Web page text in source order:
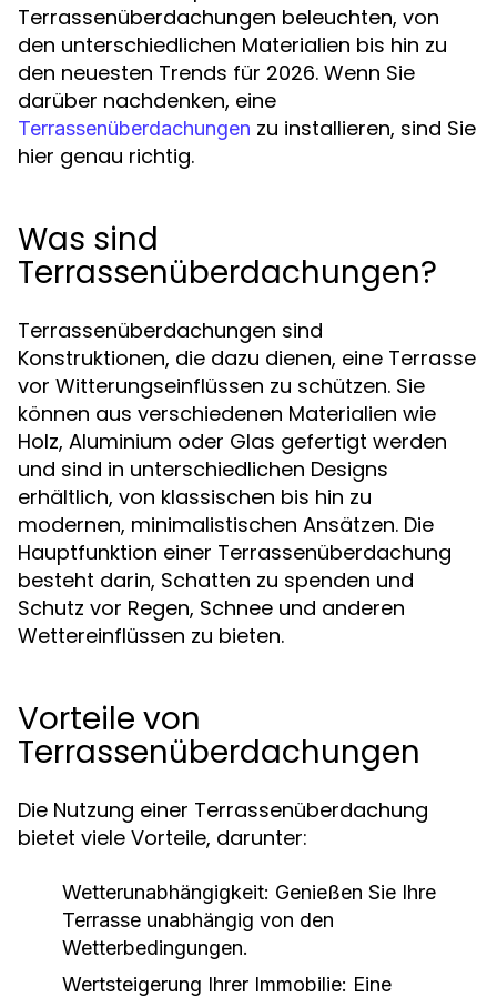
Terrassenüberdachungen beleuchten, von
den unterschiedlichen Materialien bis hin zu
den neuesten Trends für 2026. Wenn Sie
darüber nachdenken, eine
Terrassenüberdachungen zu installieren, sind Sie
hier genau richtig.
Was sind
Terrassenüberdachungen?
Terrassenüberdachungen sind
Konstruktionen, die dazu dienen, eine Terrasse
vor Witterungseinflüssen zu schützen. Sie
können aus verschiedenen Materialien wie
Holz, Aluminium oder Glas gefertigt werden
und sind in unterschiedlichen Designs
erhältlich, von klassischen bis hin zu
modernen, minimalistischen Ansätzen. Die
Hauptfunktion einer Terrassenüberdachung
besteht darin, Schatten zu spenden und
Schutz vor Regen, Schnee und anderen
Wettereinflüssen zu bieten.
Vorteile von
Terrassenüberdachungen
Die Nutzung einer Terrassenüberdachung
bietet viele Vorteile, darunter:
Wetterunabhängigkeit: Genießen Sie Ihre
Terrasse unabhängig von den
Wetterbedingungen.
Wertsteigerung Ihrer Immobilie: Eine